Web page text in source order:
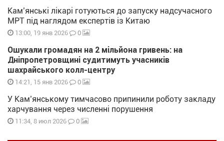
Кам’янські лікарі готуються до запуску надсучасного
МРТ під наглядом експертів із Китаю
13:00, 19 янв 2026 0
Ошукали громадян на 2 мільйона гривень: на
Дніпропетровщині судитимуть учасників
шахрайського колл-центру
14:21, 15 янв 2026 0
У Кам’янському тимчасово припинили роботу закладу
харчування через численні порушення
11:34, 8 июл 2026 0